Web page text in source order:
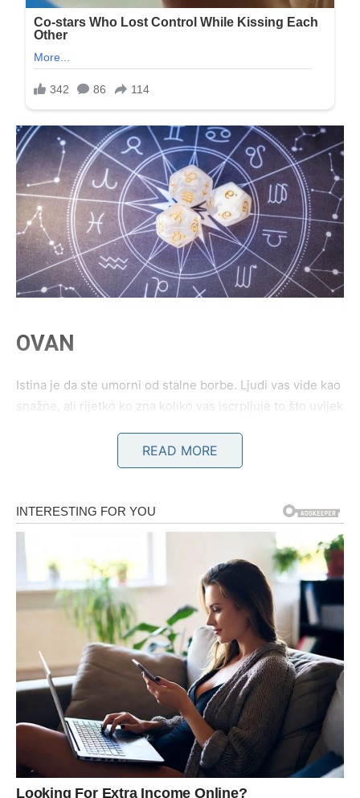
OVAN
Istina je da ste umorni od stalne borbe. Ljudi vas vide kao
snažne, ali rijetko ko zna koliko vas iscrpljuje to što uvijek
U narednom periodu shvatićete da ne morate sve
uđe u vaš život.
Istina koju trebate čuti
Niste slabi ako ponekad zastanete.
Već dugo čekate da se jedna situacija promijeni.
Ponašate se strpljivo, ali duboko u sebi pitate se da li će
trud ikada biti nagrađen.
Zvijezde pokazuju da će odgovor doći, ali ne na način koji
očekujete.
READ MORE